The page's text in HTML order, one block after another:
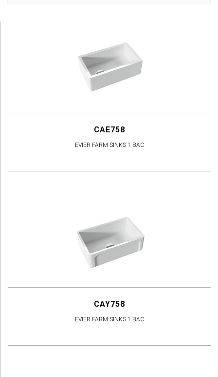
CAE758
EVIER FARM SINKS 1 BAC
CAY758
EVIER FARM SINKS 1 BAC